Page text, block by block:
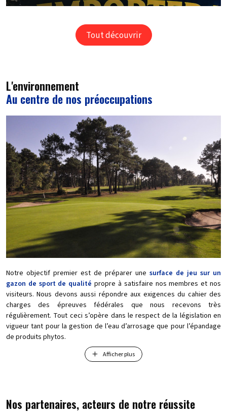
Tout découvrir
L'environnement
Au centre de nos préoccupations
Notre objectif premier est de préparer une surface de jeu sur un
gazon de sport de qualité propre à satisfaire nos membres et nos
visiteurs. Nous devons aussi répondre aux exigences du cahier des
charges des épreuves fédérales que nous recevons très
régulièrement. Tout ceci s’opère dans le respect de la législation en
vigueur tant pour la gestion de l’eau d’arrosage que pour l’épandage
de produits phytos.
Grâce à des pratiques culturales reconnues par la profession, nous
autres à intensifier les aérations des sols tout au long de l’année et à
choisir, dans le cadre d’une politique d’inversion de flore, les
Afficher plus
Nos partenaires, acteurs de notre réussite